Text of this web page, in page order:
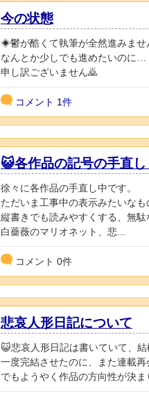
今の状態
◈鬱が酷くて執筆が全然進みませ
なんとか少しでも進めたいのに…
申し訳ございません🙇
コメント 1件
😺各作品の記号の手直し
徐々に各作品の手直し中です。
ただいま工事中の表示みたいなも
縦書きでも読みやすくする、無駄
白薔薇のマリオネット、悲...
コメント 0件
悲哀人形日記について
😺悲哀人形日記は書いていて、
一度完結させたのに、また連載再
でもようやく作品の方向性が決ま